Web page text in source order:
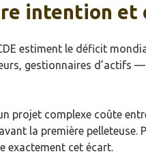
intention et
estiment le déficit
gestionnaires d’actifs —
projet complexe coûte
la première pelleteuse.
exactement cet écart.